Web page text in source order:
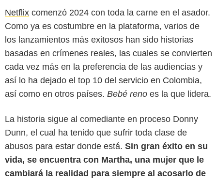
Netflix comenzó 2024 con toda la carne en el asador.
Como ya es costumbre en la plataforma, varios de
los lanzamientos más exitosos han sido historias
basadas en crímenes reales, las cuales se convierten
cada vez más en la preferencia de las audiencias y
así lo ha dejado el top 10 del servicio en Colombia,
así como en otros países. Bebé reno es la que lidera.
La historia sigue al comediante en proceso Donny
Dunn, el cual ha tenido que sufrir toda clase de
abusos para estar donde está. Sin gran éxito en su
vida, se encuentra con Martha, una mujer que le
cambiará la realidad para siempre al acosarlo de